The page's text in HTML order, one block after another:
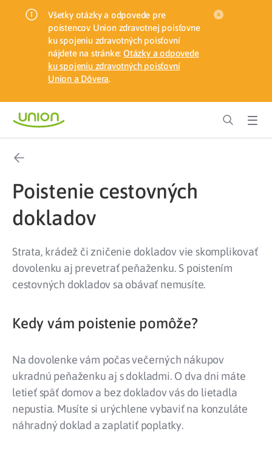
Všetky otázky a odpovede pre
poistencov Union zdravotnej poisťovne
ku spojeniu zdravotných poisťovní
nájdete na stránke: Otázky a odpovede
ku spojeniu zdravotných poisťovní
Union a Dôvera.
Poistenie cestovných
dokladov
Strata, krádež či zničenie dokladov vie skomplikovať
dovolenku aj prevetrať peňaženku. S poistením
cestovných dokladov sa obávať nemusíte.
Kedy vám poistenie pomôže?
Na dovolenke vám počas večerných nákupov
ukradnú peňaženku aj s dokladmi. O dva dni máte
letieť späť domov a bez dokladov vás do lietadla
nepustia. Musíte si urýchlene vybaviť na konzuláte
náhradný doklad a zaplatiť poplatky.